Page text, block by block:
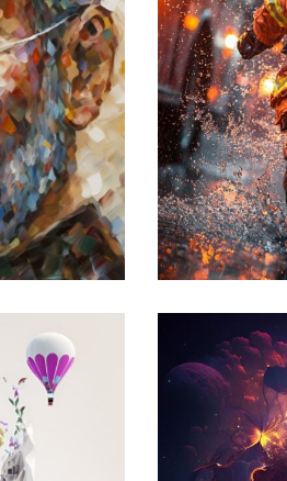
قدرت ذهن
تحلیل پرامپت,مدرن